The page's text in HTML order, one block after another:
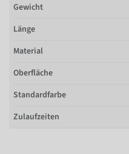
Gewicht
Länge
Material
Oberfläche
Standardfarbe
Zulaufzeiten